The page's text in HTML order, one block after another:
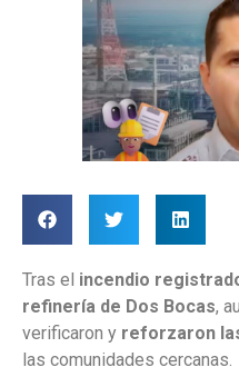
Tras el incendio
refinería de Dos Bocas,
verificaron y reforzaron
las comunidades cercanas.